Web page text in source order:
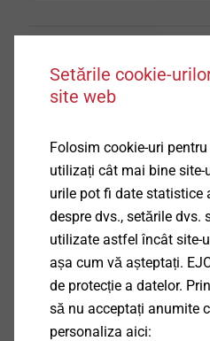
Setările cookie-
site web
Folosim cookie-uri
utilizați cât mai bine site-
urile pot fi date statistice
despre dvs., setările dvs.
utilizate astfel încât site-
așa cum vă așteptați.
de protecție a datelor.
să nu acceptați anumite
personaliza aici: